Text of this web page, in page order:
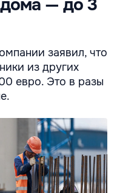
— до 3
заявил, что
из других
евро. Это в разы